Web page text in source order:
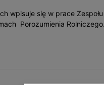
wpisuje się w prace
Porozumienia Rolniczego.